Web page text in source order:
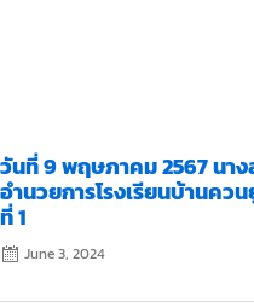
วันที่ 9 พฤษภาคม 2567 นา
อำนวยการโรงเรียนบ้านคว
ที่ 1
June 3, 2024